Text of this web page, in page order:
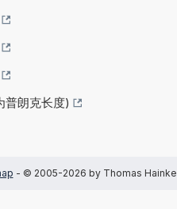
普朗克长度)
- © 2005-2026 by Thomas Hainke